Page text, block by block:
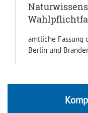
amtliche Fassung
Berlin und